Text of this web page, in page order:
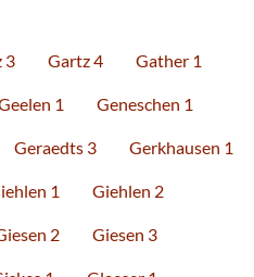
3 Gartz 4 Gather 1
1 Geneschen 1
Geraedts 3 Gerkhausen 1
1 Giehlen 2
2 Giesen 3